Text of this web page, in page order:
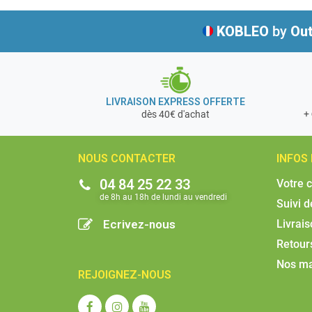
KOBLEO by
LIVRAISON EXPRESS OFFERTE
dès 40€ d'achat
+
NOUS CONTACTER
04 84 25 22 33
de 8h au 18h de lundi au vendredi​
Ecrivez-nous
REJOIGNEZ-NOUS
INFOS
Votre
Suivi
Nos